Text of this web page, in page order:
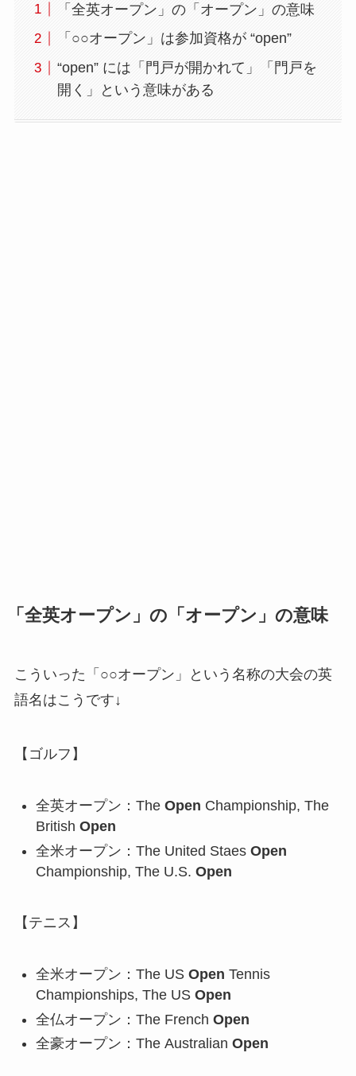
「全英オープン」の「オープン」の意味
「○○オープン」は参加資格が “open”
“open” には「門戸が開かれて」「門戸を
開く」という意味がある
「全英オープン」の「オープン」の意味
こういった「○○オープン」という名称の大会の英
語名はこうです↓
【ゴルフ】
全英オープン：The Open Championship, The
British Open
全米オープン：The United Staes Open
Championship, The U.S. Open
【テニス】
全米オープン：The US Open Tennis
Championships, The US Open
全仏オープン：The French Open
全豪オープン：The Australian Open